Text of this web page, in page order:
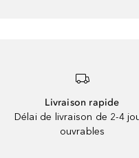
Livraison rapide
Délai de livraison de 2-4
ouvrables